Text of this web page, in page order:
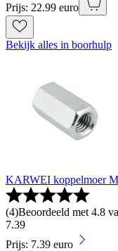
Prijs: 22.99 euro
Bekijk alles in boorhulp
KARWEI koppelmoer
(4)Beoordeeld met 4.8
7.39
Prijs: 7.39 euro